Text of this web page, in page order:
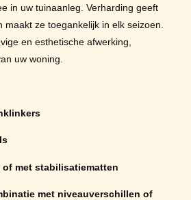
in uw tuinaanleg. Verharding geeft
ze toegankelijk in elk seizoen.
en esthetische afwerking,
uw woning.
met stabilisatiematten
met niveauverschillen of